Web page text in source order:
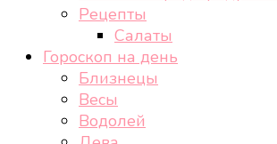
Рецепты
Салаты
Гороскоп на день
Близнецы
Весы
Водолей